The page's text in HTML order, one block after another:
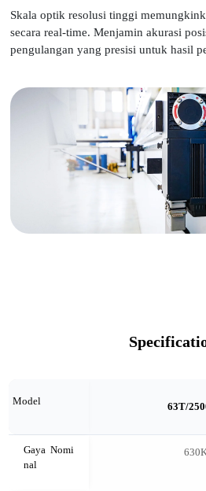
Skala optik resolusi tinggi
secara real-time. Menjamin akurasi
pengulangan yang presisi untuk hasil
Model 63T/
Gaya Nomi
nal